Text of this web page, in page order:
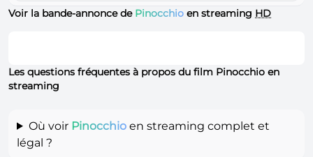
Voir la bande-annonce de Pinocchio en streaming HD
Les questions fréquentes à propos du film Pinocchio en
streaming
Où voir Pinocchioen streaming complet et
légal ?